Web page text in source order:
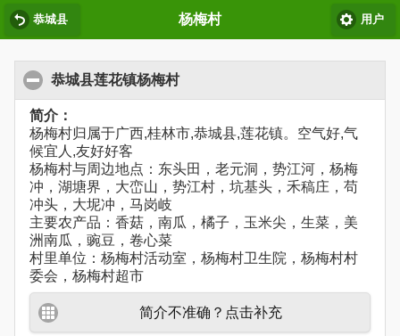
恭城县 杨梅村 用户
恭城县莲花镇杨梅村
简介：
杨梅村归属于广西,桂林市,恭城县,莲花镇。空气好,气
候宜人,友好好客
杨梅村与周边地点：东头田，老元洞，势江河，杨梅
冲，湖塘界，大峦山，势江村，坑基头，禾稿庄，苟
冲头，大坭冲，马岗岐
主要农产品：香菇，南瓜，橘子，玉米尖，生菜，美
洲南瓜，豌豆，卷心菜
村里单位：杨梅村活动室，杨梅村卫生院，杨梅村村
委会，杨梅村超市
简介不准确？点击补充